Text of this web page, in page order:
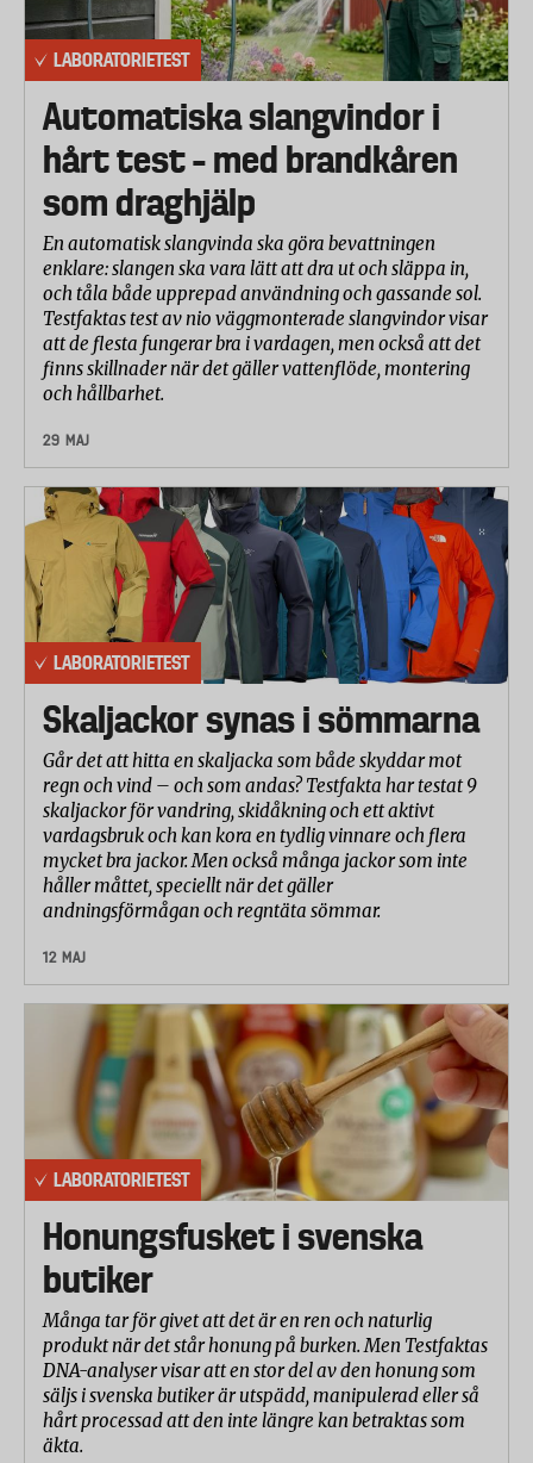
LABORATORIETEST
Automatiska slangvindor i
hårt test – med brandkåren
som draghjälp
En automatisk slangvinda ska göra bevattningen
enklare: slangen ska vara lätt att dra ut och släppa in,
och tåla både upprepad användning och gassande sol.
Testfaktas test av nio väggmonterade slangvindor visar
att de flesta fungerar bra i vardagen, men också att det
finns skillnader när det gäller vattenflöde, montering
och hållbarhet.
29 MAJ
LABORATORIETEST
Skaljackor synas i sömmarna
Går det att hitta en skaljacka som både skyddar mot
regn och vind – och som andas? Testfakta har testat 9
skaljackor för vandring, skidåkning och ett aktivt
vardagsbruk och kan kora en tydlig vinnare och flera
mycket bra jackor. Men också många jackor som inte
håller måttet, speciellt när det gäller
andningsförmågan och regntäta sömmar.
12 MAJ
LABORATORIETEST
Honungsfusket i svenska
butiker
Många tar för givet att det är en ren och naturlig
produkt när det står honung på burken. Men Testfaktas
DNA-analyser visar att en stor del av den honung som
säljs i svenska butiker är utspädd, manipulerad eller så
hårt processad att den inte längre kan betraktas som
äkta.